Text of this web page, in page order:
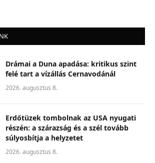
Drámai a Duna apadása: kritikus szint
felé tart a vízállás Cernavodánál
2026. augusztus 8.
Erdőtüzek tombolnak az USA nyugati
részén: a szárazság és a szél tovább
súlyosbítja a helyzetet
2026. augusztus 8.